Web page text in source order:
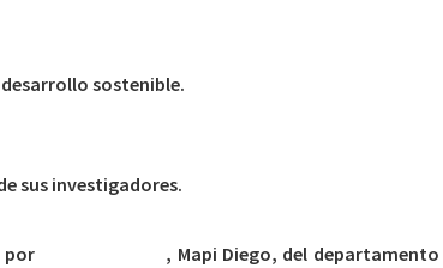
sostenible.
sus investigadores.
por
, Mapi Diego, del departamento